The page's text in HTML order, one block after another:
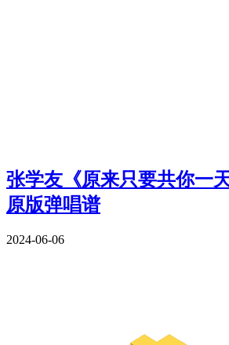
张学友《原来只要共你一
原版弹唱谱
2024-06-06